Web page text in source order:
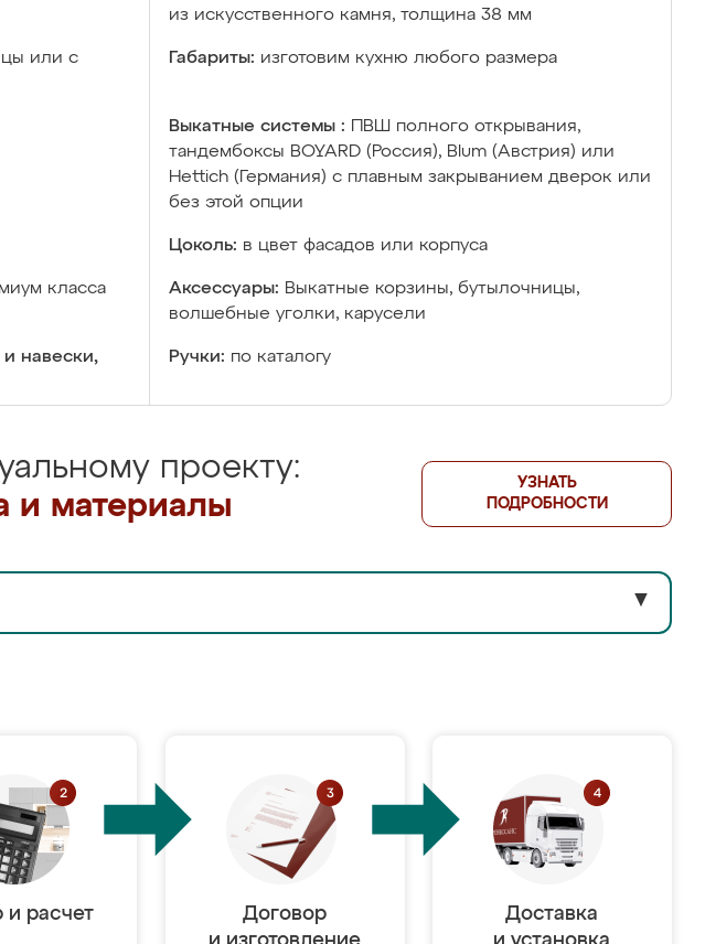
из искусственного камня, толщина 38 мм
или с
Габариты: изготовим кухню любого размера
Выкатные системы :
ПВШ полного открывания,
тандембоксы BOYARD (Россия), Blum (Австрия) или
Hettich (Германия) с плавным закрыванием дверок или
без этой опции
Цоколь: в цвет фасадов или корпуса
класса
Аксессуары: Выкатные корзины, бутылочницы,
волшебные уголки, карусели
навески,
Ручки: по каталогу
проекту:
и материалы
УЗНАТЬ
ПОДРОБНОСТИ
▼
и расчет
Договор
Доставка